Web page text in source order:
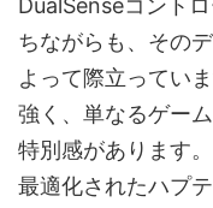
DualSenseコント
ちながらも、その
よって際立ってい
強く、単なるゲー
特別感があります
最適化されたハプ